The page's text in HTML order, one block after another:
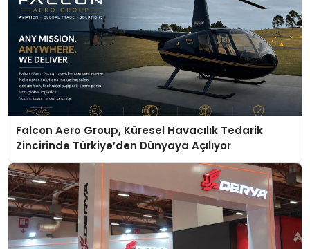
Falcon Aero Group, Küresel Havacılık Tedarik
Zincirinde Türkiye’den Dünyaya Açılıyor